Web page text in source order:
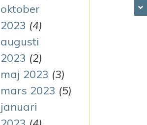
oktober
2023 (4)
augusti
2023 (2)
maj 2023 (3)
mars 2023 (5)
januari